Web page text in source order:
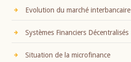
Evolution du marché interbancaire
Systèmes Financiers Décentralisés
Situation de la microfinance